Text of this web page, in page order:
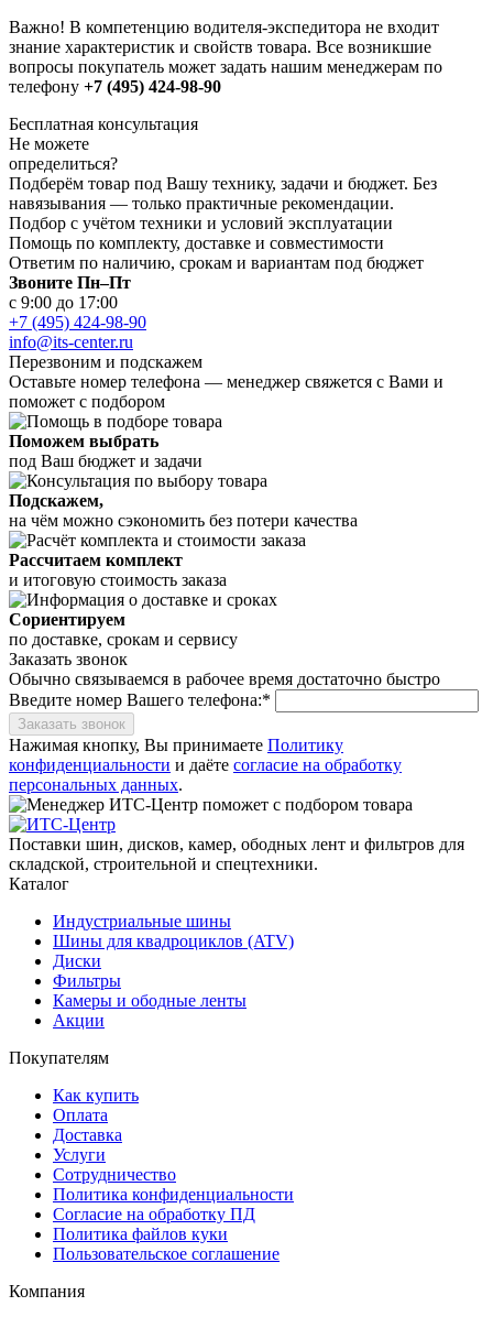
Важно! В компетенцию водителя-экспедитора не входит
знание характеристик и свойств товара. Все возникшие
вопросы покупатель может задать нашим менеджерам по
телефону +7 (495) 424-98-90
Бесплатная консультация
Не можете
определиться?
Подберём товар под Вашу технику, задачи и бюджет. Без
навязывания — только практичные рекомендации.
Подбор с учётом техники и условий эксплуатации
Помощь по комплекту, доставке и совместимости
Ответим по наличию, срокам и вариантам под бюджет
Звоните Пн–Пт
с 9:00 до 17:00
+7 (495) 424-98-90
info@its-center.ru
Перезвоним и подскажем
Оставьте номер телефона — менеджер свяжется с Вами и
поможет с подбором
Поможем выбрать
под Ваш бюджет и задачи
Подскажем,
на чём можно сэкономить без потери качества
Рассчитаем комплект
и итоговую стоимость заказа
Сориентируем
по доставке, срокам и сервису
Заказать звонок
Обычно связываемся в рабочее время достаточно быстро
Введите номер Вашего телефона:*
Заказать звонок
Нажимая кнопку, Вы принимаете Политику
конфиденциальности и даёте согласие на обработку
персональных данных.
Поставки шин, дисков, камер, ободных лент и фильтров для
складской, строительной и спецтехники.
Каталог
Индустриальные шины
Шины для квадроциклов (ATV)
Диски
Фильтры
Камеры и ободные ленты
Акции
Покупателям
Как купить
Оплата
Доставка
Услуги
Сотрудничество
Политика конфиденциальности
Согласие на обработку ПД
Политика файлов куки
Пользовательское соглашение
Компания